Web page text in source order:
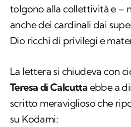
tolgono alla collettività e –
anche dei cardinali dai
Dio ricchi di privilegi e
La lettera si chiudeva con
Teresa di Calcutta ebbe a
scritto meraviglioso che
su Kodami: